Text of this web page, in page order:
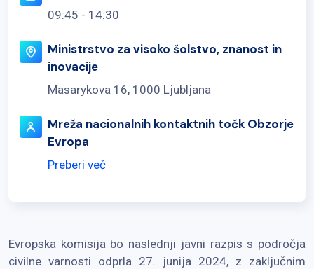
09:45 - 14:30
Ministrstvo za visoko šolstvo, znanost in
inovacije
Masarykova 16, 1000 Ljubljana
Mreža nacionalnih kontaktnih točk Obzorje
Evropa
Preberi več
Evropska komisija bo naslednji javni razpis s področja
civilne varnosti odprla 27. junija 2024, z zaključnim